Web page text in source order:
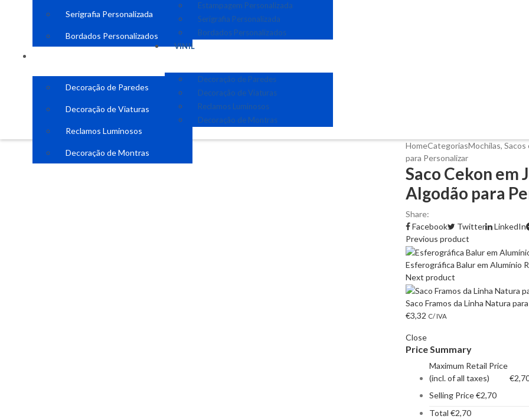
Serigrafia Personalizada
Bordados Personalizados
Decoração de Paredes
Decoração de Viaturas
Reclamos Luminosos
Decoração de Montras
Estampagem Personalizada
Serigrafia Personalizada
Bordados Personalizados
VINIL
Decoração de Paredes
Decoração de Viaturas
Reclamos Luminosos
Decoração de Montras
HomeCategoriasMochilas, Sacos
para Personalizar
Saco Cekon em
Algodão para
Share:
Facebook
Twitter LinkedIn
Previous product
Esferográfica Balur em Alumínio
Next product
Saco Framos da Linha Natura
€3,32 C/ IVA
Close
Price Summary
Maximum Retail Price
(incl. of all taxes)
€
Selling Price€2,70
Total €2,70